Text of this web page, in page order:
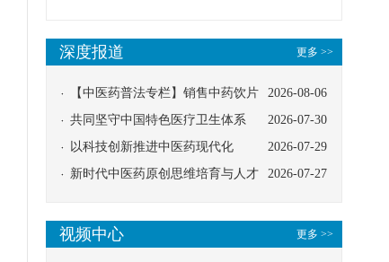
更多 >>
深度报道
2026-08-06
【中医药普法专栏】销售中药饮片
应告知煎服方法及注意事项
2026-07-30
共同坚守中国特色医疗卫生体系
2026-07-29
以科技创新推进中医药现代化
2026-07-27
新时代中医药原创思维培育与人才
更多 >>
视频中心